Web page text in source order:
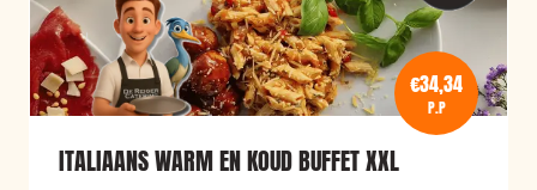
€34,34
P.P
ITALIAANS WARM EN KOUD BUFFET XXL